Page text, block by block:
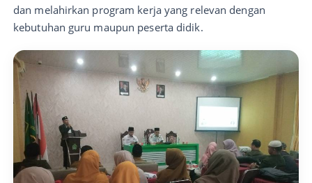
dan melahirkan program kerja yang relevan dengan
kebutuhan guru maupun peserta didik.